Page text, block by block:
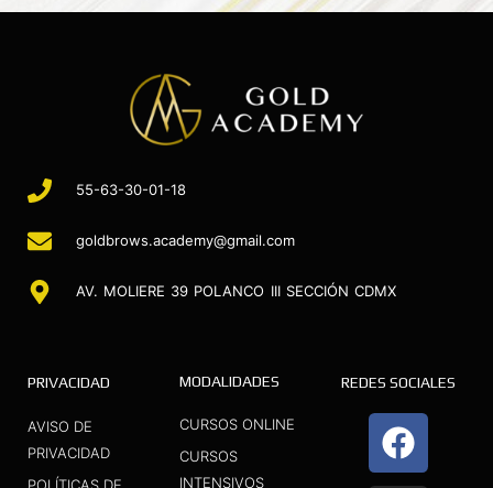
55-63-30-01-18
goldbrows.academy@gmail.com
AV. MOLIERE 39 POLANCO III SECCIÓN CDMX
PRIVACIDAD
AVISO DE
PRIVACIDAD
MODALIDADES
CURSOS ONLINE
CURSOS
INTENSIVOS
REDES SOCIALES
F
a
I
n
Y
o